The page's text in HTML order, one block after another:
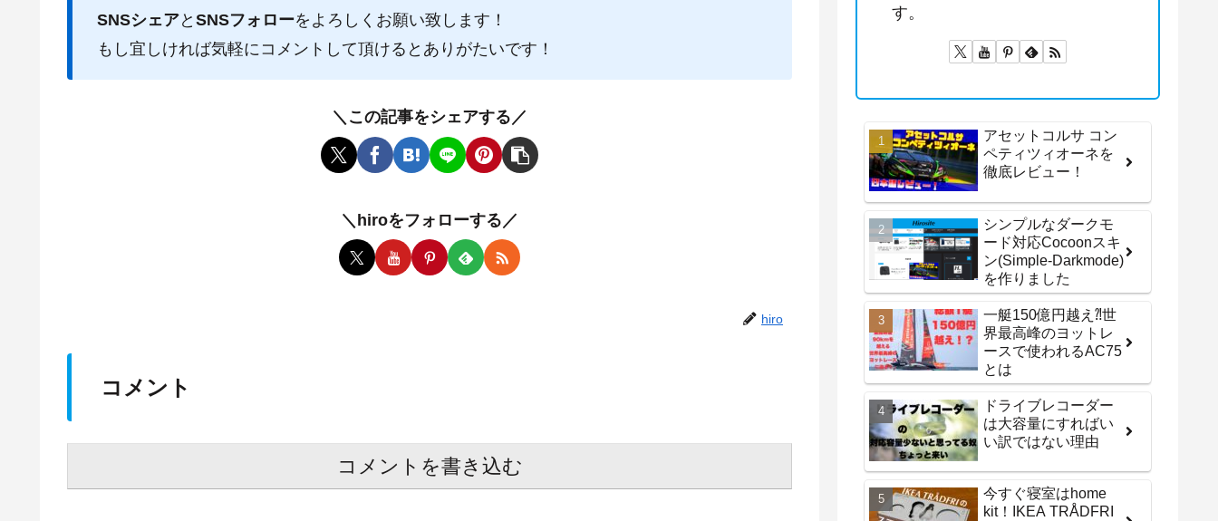
SNSシェアと SNSフォローをよろしくお願い致します！
もし宜しければ気軽にコメントして頂けるとありがたいです！
＼この記事をシェアする／
＼hiroをフォローする／
hiro
コメント
コメントを書き込む
す。
アセットコルサ コン
ペティツィオーネを
徹底レビュー！
シンプルなダークモ
ード対応Cocoonスキ
ン(Simple-Darkmode)
を作りました
一艇150億円越え⁈世
界最高峰のヨットレ
ースで使われるAC75
とは
ドライブレコーダー
は大容量にすればい
い訳ではない理由
今すぐ寝室はhome
kit！IKEA TRÅDFRI